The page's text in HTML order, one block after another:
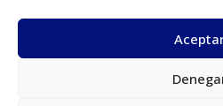
i
n
Desarrollado por